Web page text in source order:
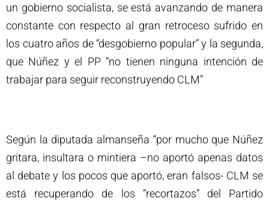
un gobierno socialista, se está avanzando de manera
constante con respecto al gran retroceso sufrido en
los cuatro años de “desgobierno popular” y la segunda,
que Núñez y el PP “no tienen ninguna intención de
trabajar para seguir reconstruyendo CLM”
Según la diputada almanseña “por mucho que Núñez
gritara, insultara o mintiera –no aportó apenas datos
al debate y los pocos que aportó, eran falsos- CLM se
está recuperando de los “recortazos” del Partido